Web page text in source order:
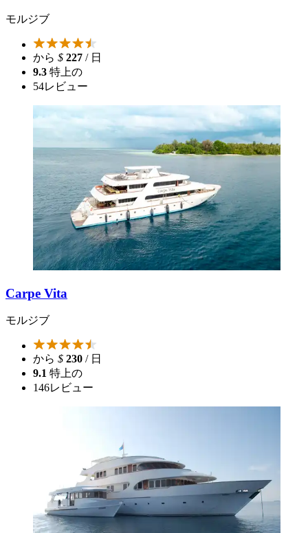
モルジブ
から $ 227 / 日
9.3 特上の
54レビュー
Carpe Vita
モルジブ
から $ 230 / 日
9.1 特上の
146レビュー